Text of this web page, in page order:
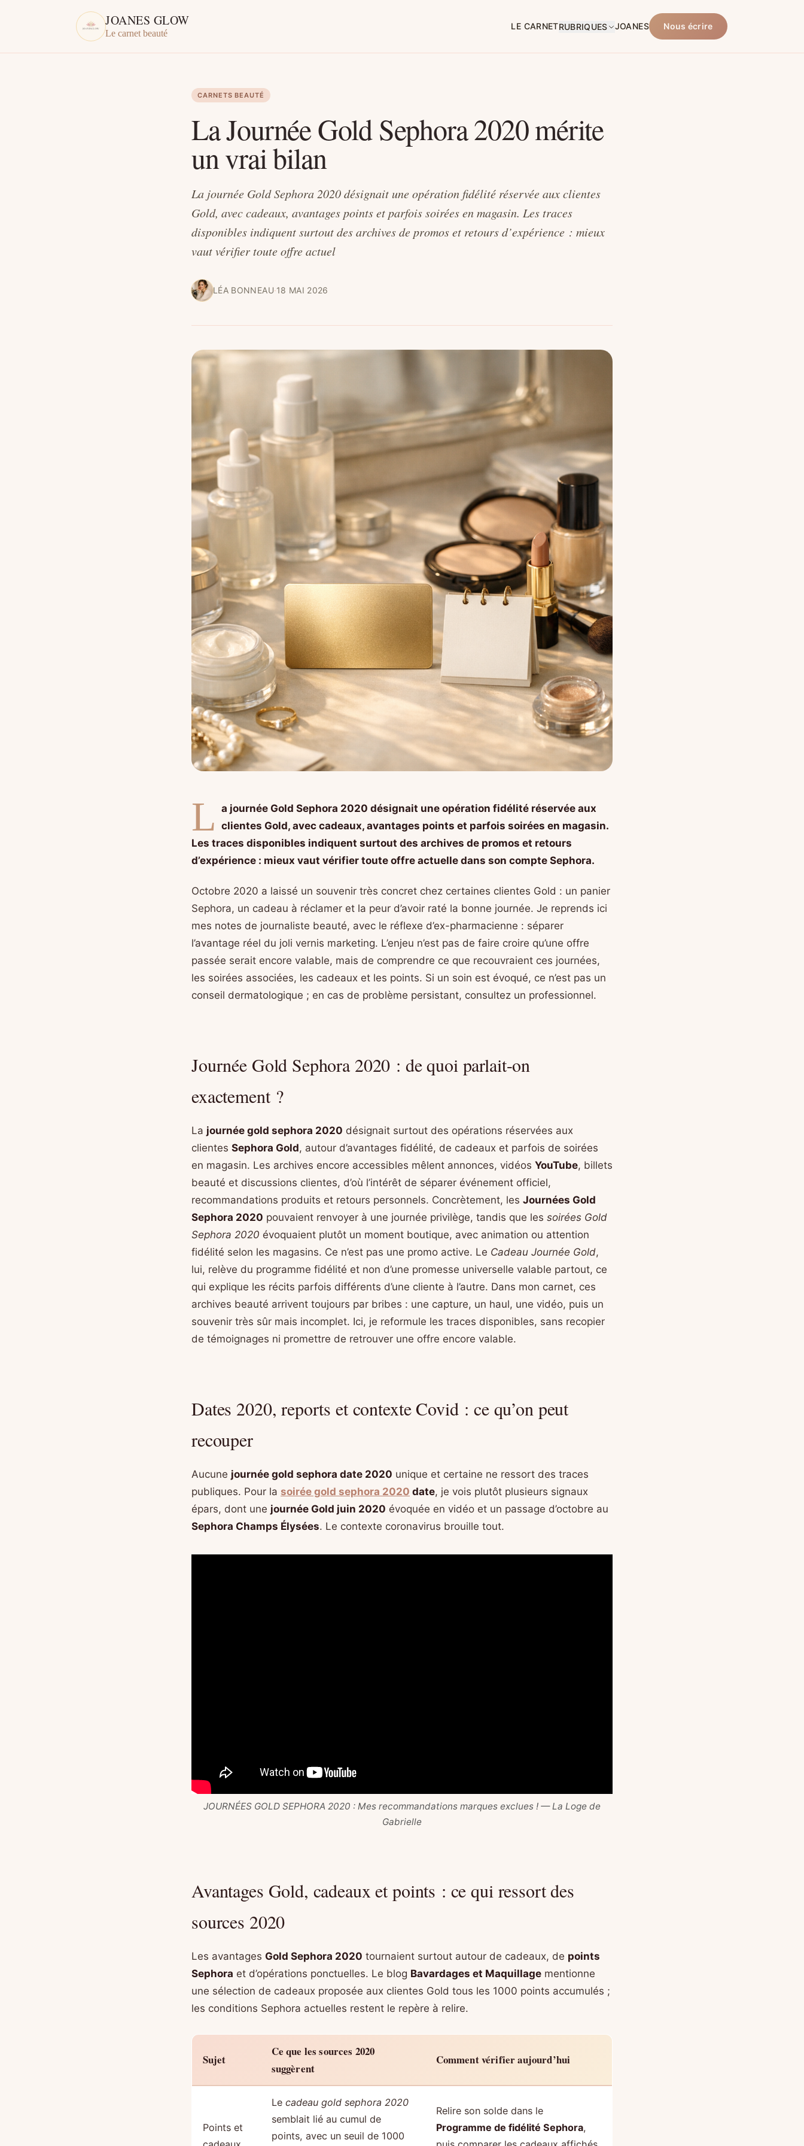
JOANES GLOW
Le carnet beauté
LE CARNETRUBRIQUES JOANES Nous écrire
CARNETS BEAUTÉ
La Journée Gold Sephora 2020 mérite
un vrai bilan
La journée Gold Sephora 2020 désignait une opération fidélité réservée aux clientes
Gold, avec cadeaux, avantages points et parfois soirées en magasin. Les traces
disponibles indiquent surtout des archives de promos et retours d’expérience : mieux
vaut vérifier toute offre actuel
LÉA BONNEAU·18 MAI 2026
L
a journée Gold Sephora 2020 désignait une opération fidélité réservée aux
clientes Gold, avec cadeaux, avantages points et parfois soirées en magasin.
Les traces disponibles indiquent surtout des archives de promos et retours
d’expérience : mieux vaut vérifier toute offre actuelle dans son compte Sephora.
Octobre 2020 a laissé un souvenir très concret chez certaines clientes Gold : un panier
Sephora, un cadeau à réclamer et la peur d’avoir raté la bonne journée. Je reprends ici
mes notes de journaliste beauté, avec le réflexe d’ex-pharmacienne : séparer
l’avantage réel du joli vernis marketing. L’enjeu n’est pas de faire croire qu’une offre
passée serait encore valable, mais de comprendre ce que recouvraient ces journées,
les soirées associées, les cadeaux et les points. Si un soin est évoqué, ce n’est pas un
conseil dermatologique ; en cas de problème persistant, consultez un professionnel.
Journée Gold Sephora 2020 : de quoi parlait-on
exactement ?
La journée gold sephora 2020 désignait surtout des opérations réservées aux
clientes Sephora Gold, autour d’avantages fidélité, de cadeaux et parfois de soirées
en magasin. Les archives encore accessibles mêlent annonces, vidéos YouTube, billets
beauté et discussions clientes, d’où l’intérêt de séparer événement officiel,
recommandations produits et retours personnels. Concrètement, les Journées Gold
Sephora 2020 pouvaient renvoyer à une journée privilège, tandis que les soirées Gold
Sephora 2020 évoquaient plutôt un moment boutique, avec animation ou attention
fidélité selon les magasins. Ce n’est pas une promo active. Le Cadeau Journée Gold,
lui, relève du programme fidélité et non d’une promesse universelle valable partout, ce
qui explique les récits parfois différents d’une cliente à l’autre. Dans mon carnet, ces
archives beauté arrivent toujours par bribes : une capture, un haul, une vidéo, puis un
souvenir très sûr mais incomplet. Ici, je reformule les traces disponibles, sans recopier
de témoignages ni promettre de retrouver une offre encore valable.
Dates 2020, reports et contexte Covid : ce qu’on peut
recouper
Aucune journée gold sephora date 2020 unique et certaine ne ressort des traces
publiques. Pour la soirée gold sephora 2020 date, je vois plutôt plusieurs signaux
épars, dont une journée Gold juin 2020 évoquée en vidéo et un passage d’octobre au
Sephora Champs Élysées. Le contexte coronavirus brouille tout.
JOURNÉES GOLD SEPHORA 2020 : Mes recommandations marques exclues ! — La Loge de
Gabrielle
Avantages Gold, cadeaux et points : ce qui ressort des
sources 2020
Les avantages Gold Sephora 2020 tournaient surtout autour de cadeaux, de points
Sephora et d’opérations ponctuelles. Le blog Bavardages et Maquillage mentionne
une sélection de cadeaux proposée aux clientes Gold tous les 1000 points accumulés ;
les conditions Sephora actuelles restent le repère à relire.
Sujet
Ce que les sources 2020
suggèrent
Comment vérifier aujourd’hui
Points et
Le cadeau gold sephora 2020
semblait lié au cumul de
points, avec un seuil de 1000
Relire son solde dans le
Programme de fidélité Sephora,